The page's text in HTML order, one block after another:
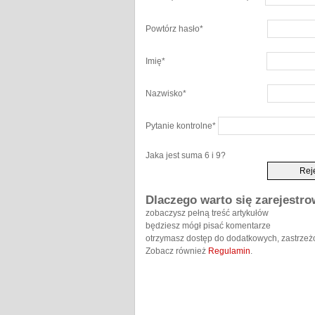
Powtórz hasło*
Imię*
Nazwisko*
Pytanie kontrolne*
Jaka jest suma 6 i 9?
Dlaczego warto się
zobaczysz pełną treść artykułów
będziesz mógł pisać komentarze
otrzymasz dostęp do dodatkowych,
Zobacz również Regulamin.